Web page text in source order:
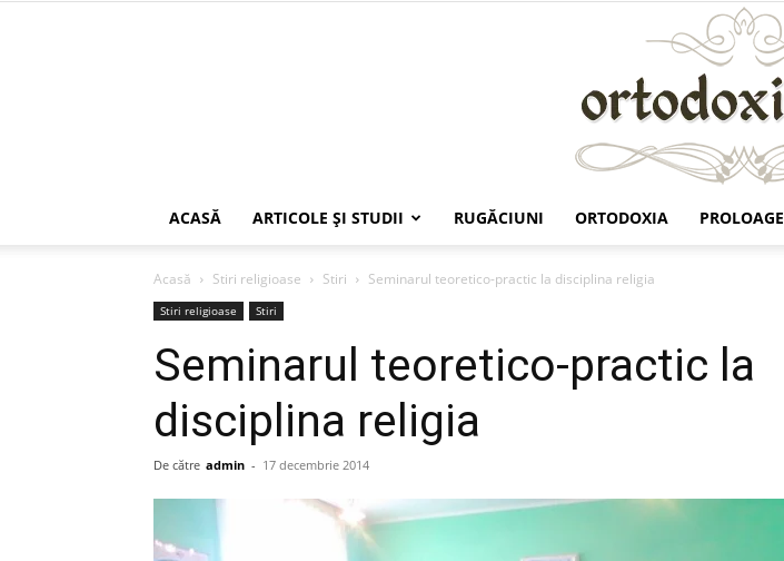
ACASĂ ARTICOLE ŞI STUDII RUGĂCIUNI ORTODOXIA PROLOAGE
Acasă Stiri religioase Stiri Seminarul teoretico-practic la disciplina religia
Stiri religioase Stiri
Seminarul teoretico-practic la
disciplina religia
De către admin - 17 decembrie 2014